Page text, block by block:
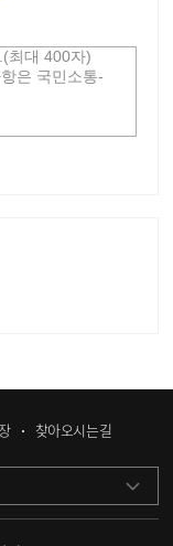
찾아오시는길